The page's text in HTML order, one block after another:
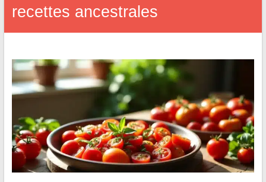
recettes ancestrales